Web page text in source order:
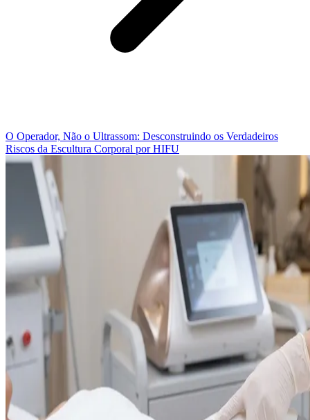
O Operador, Não o Ultrassom: Desconstruindo os Verdadeiros
Riscos da Escultura Corporal por HIFU